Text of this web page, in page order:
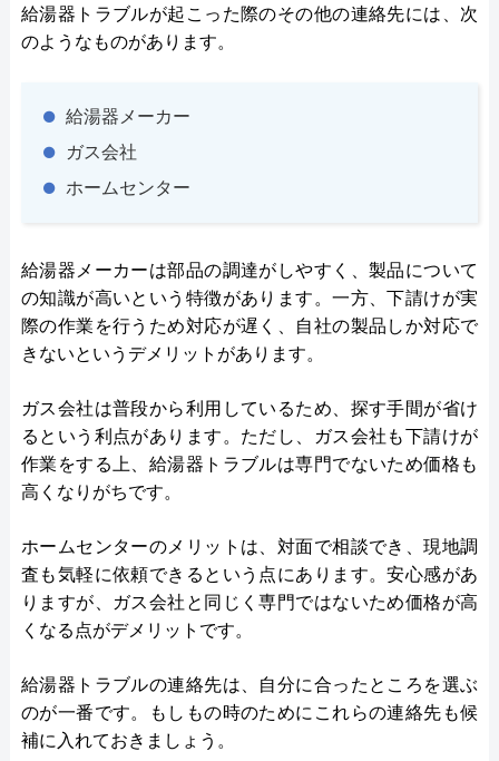
給湯器トラブルが起こった際のその他の連絡先には、次
のようなものがあります。
給湯器メーカー
ガス会社
ホームセンター
給湯器メーカーは部品の調達がしやすく、製品について
の知識が高いという特徴があります。一方、下請けが実
際の作業を行うため対応が遅く、自社の製品しか対応で
きないというデメリットがあります。
ガス会社は普段から利用しているため、探す手間が省け
るという利点があります。ただし、ガス会社も下請けが
作業をする上、給湯器トラブルは専門でないため価格も
高くなりがちです。
ホームセンターのメリットは、対面で相談でき、現地調
査も気軽に依頼できるという点にあります。安心感があ
りますが、ガス会社と同じく専門ではないため価格が高
くなる点がデメリットです。
給湯器トラブルの連絡先は、自分に合ったところを選ぶ
のが一番です。もしもの時のためにこれらの連絡先も候
補に入れておきましょう。